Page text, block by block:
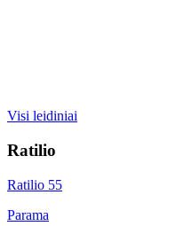
Visi leidiniai
Ratilio
Ratilio 55
Parama